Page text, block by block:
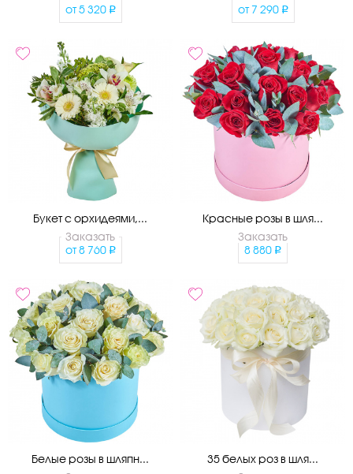
от 5 320
от 7 290
Букет с орхидеями,...
Заказать
от 8 760
Красные розы в шля...
Заказать
8 880
Белые розы в шляпн...
35 белых роз в шля...